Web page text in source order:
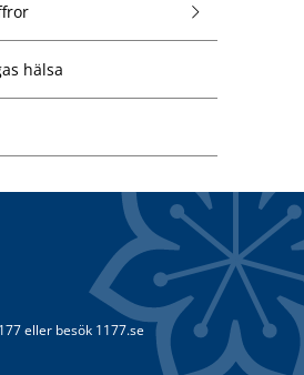
hälsa
eller besök 1177.se